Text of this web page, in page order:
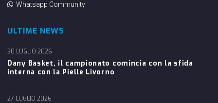
Whatsapp Community
ULTIME NEWS
Dany Basket, il campionato comincia con la sfida
interna con la Pielle Livorno
30 LUGLIO 2026
27 LUGLIO 2026